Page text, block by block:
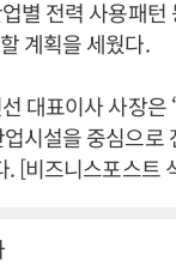
별 전력 사용패
계획을 세웠다.
대표이사 사장
시설을 중심으로
. [비즈니스포스트